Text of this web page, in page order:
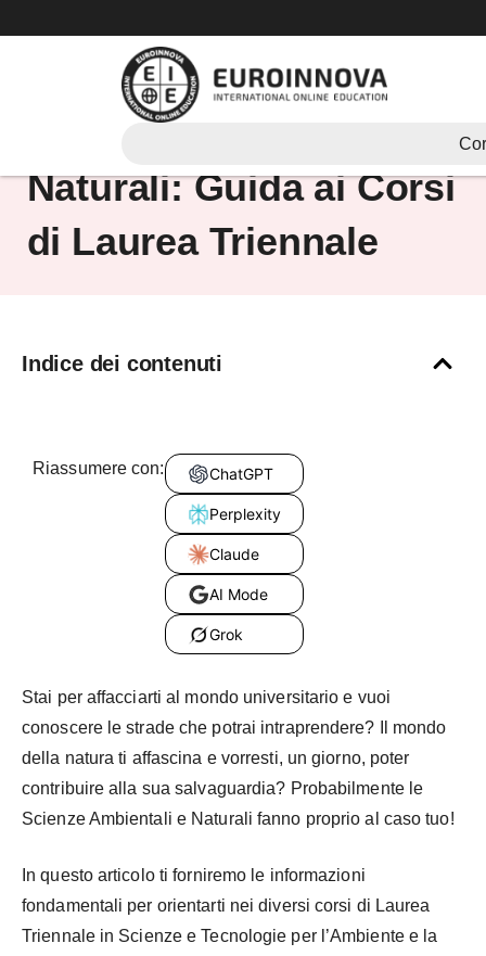
al
Scienze Ambientali e
Naturali: Guida ai Corsi
di Laurea Triennale
Indice dei contenuti
Riassumere con: ChatGPT
Perplexity
Claude
AI Mode
Grok
Stai per affacciarti al mondo universitario e vuoi
conoscere le strade che potrai intraprendere? Il mondo
della natura ti affascina e vorresti, un giorno, poter
contribuire alla sua salvaguardia? Probabilmente le
Scienze Ambientali e Naturali fanno proprio al caso tuo!
In questo articolo ti forniremo le informazioni
fondamentali per orientarti nei diversi corsi di Laurea
Triennale in Scienze e Tecnologie per l’Ambiente e la